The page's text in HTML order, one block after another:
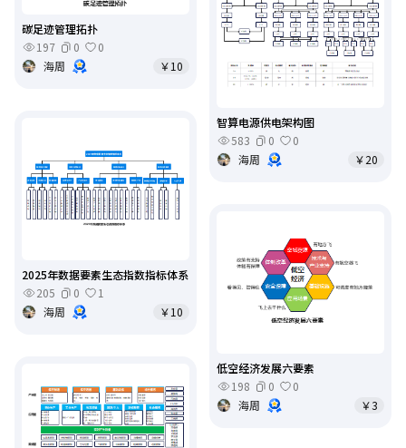
碳足迹管理拓扑
197
0
0
海周
￥10
智算电源供电架构图
583
0
0
海周
￥20
2025年数据要素生态指数指标体系
205
0
1
海周
￥10
低空经济发展六要素
198
0
0
海周
￥3